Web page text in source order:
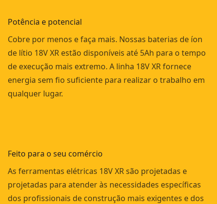
Potência e potencial
Cobre por menos e faça mais. Nossas baterias de íon
de lítio 18V XR estão disponíveis até 5Ah para o tempo
de execução mais extremo. A linha 18V XR fornece
energia sem fio suficiente para realizar o trabalho em
qualquer lugar.
Feito para o seu comércio
As ferramentas elétricas 18V XR são projetadas e
projetadas para atender às necessidades específicas
dos profissionais de construção mais exigentes e dos